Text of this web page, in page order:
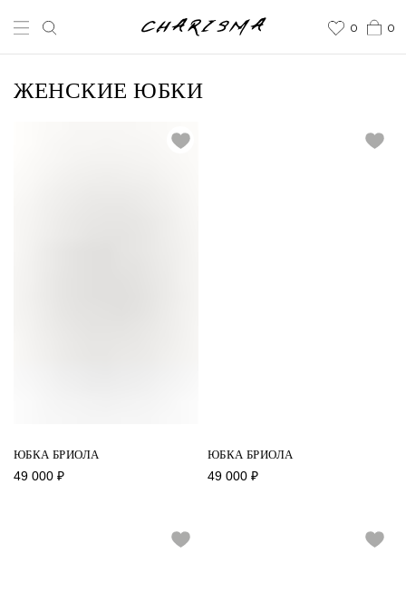
0
0
ЖЕНСКИЕ ЮБКИ
ЮБКА БРИОЛА
49 000 ₽
ЮБКА БРИОЛА
49 000 ₽